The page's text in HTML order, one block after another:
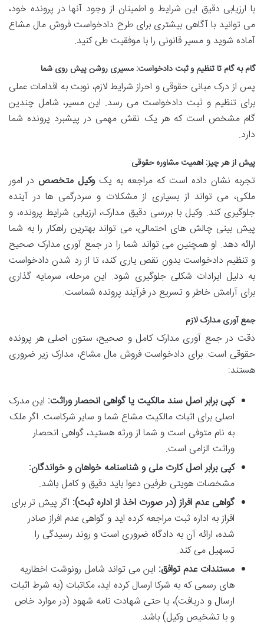
با ارزیابی دقیق این شرایط و اطمینان از وجود آنها در پرونده خود،
می توانید با آگاهی بیشتری برای طرح دادخواست فروش مال مشاع
آماده شوید و مسیر قانونی را با موفقیت طی کنید.
گام به گام تا تنظیم و ثبت دادخواست: مسیری روشن پیش روی شما
پس از درک مبانی حقوقی و احراز شرایط لازم، نوبت به اقدامات عملی
برای تنظیم و ثبت دادخواست می رسد. این مسیر، شامل چندین
گام مشخص است که هر یک نقش مهمی در پیشبرد پرونده شما
دارد.
پیش از هر چیز: اهمیت مشاوره حقوقی
تجربه نشان داده است که مراجعه به یکوکیل متخصص در امور
ملکی، می تواند از بسیاری از مشکلات و سردرگمی ها در آینده
جلوگیری کند. وکیل با بررسی دقیق مدارک، ارزیابی شرایط پرونده، و
پیش بینی چالش های احتمالی، می تواند بهترین راهکار را به شما
ارائه دهد. او همچنین می تواند شما را در جمع آوری مدارک صحیح
و تنظیم دادخواست بدون نقص یاری کند، تا از رد شدن دادخواست
به دلیل ایرادات شکلی جلوگیری شود. این مرحله، سرمایه گذاری
برای آرامش خاطر و تسریع در فرآیند پرونده شماست.
جمع آوری مدارک لازم
دقت در جمع آوری مدارک کامل و صحیح، ستون اصلی هر پرونده
حقوقی است. برای دادخواست فروش مال مشاع، مدارک زیر ضروری
هستند:
کپی برابر اصل سند مالکیت یا گواهی انحصار وراثت: این مدرک
اصلی برای اثبات مالکیت مشاع شما و سایر شرکاست. اگر ملک
به نام متوفی است و شما از ورثه هستید، گواهی انحصار
وراثت الزامی است.
کپی برابر اصل کارت ملی و شناسنامه خواهان و خواندگان:
مشخصات هویتی طرفین دعوا باید دقیق و کامل باشد.
گواهی عدم افراز (در صورت اخذ از اداره ثبت): اگر پیش تر برای
افراز به اداره ثبت مراجعه کرده اید و گواهی عدم افراز صادر
شده، ارائه آن به دادگاه ضروری است و روند رسیدگی را
تسهیل می کند.
مستندات عدم توافق: این می تواند شامل رونوشت اخطاریه
های رسمی که به شرکا ارسال کرده اید، مکاتبات (به شرط اثبات
ارسال و دریافت)، یا حتی شهادت نامه شهود (در موارد خاص
و با تشخیص وکیل) باشد.